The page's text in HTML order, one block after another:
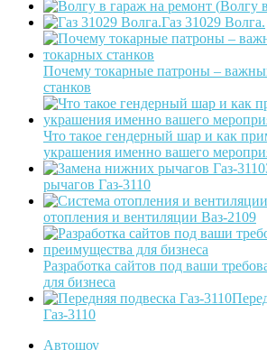
Волгу
Газ 31029 Волга.
Почему токарные патроны –
станков
Что такое гендерный шар и как
украшения именно вашего
рычагов Газ-3110
отопления и вентиляции Ваз-2109
Разработка сайтов под ваши
для бизнеса
Газ-3110
Автошоу